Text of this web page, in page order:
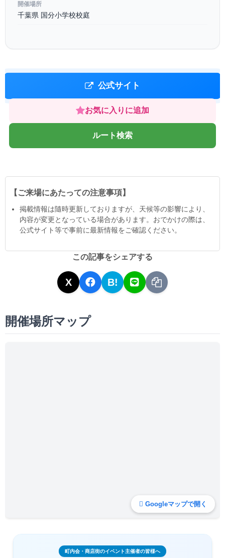
開催場所
千葉県 国分⼩学校校庭
公式サイト
お気に入りに追加
ルート検索
【ご来場にあたっての注意事項】
掲載情報は隨時更新しておりますが、天候等の影響により、
内容が変更となっている場合があります。おでかけの際は、
公式サイト等で事前に最新情報をご確認ください。
この記事をシェアする
X B!
開催場所マップ
Googleマップで開く
町内会・商店街のイベント主催者の皆様へ